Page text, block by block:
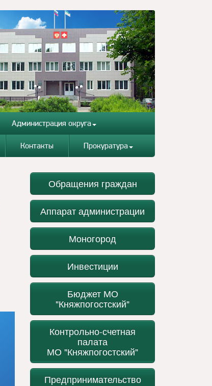
Администрация округа
Контакты Прокуратура
Обращения граждан
Аппарат администрации
Моногород
Инвестиции
Бюджет МО
"Княжпогостский"
Контрольно-счетная
палата
МО "Княжпогостский"
Предпринимательство